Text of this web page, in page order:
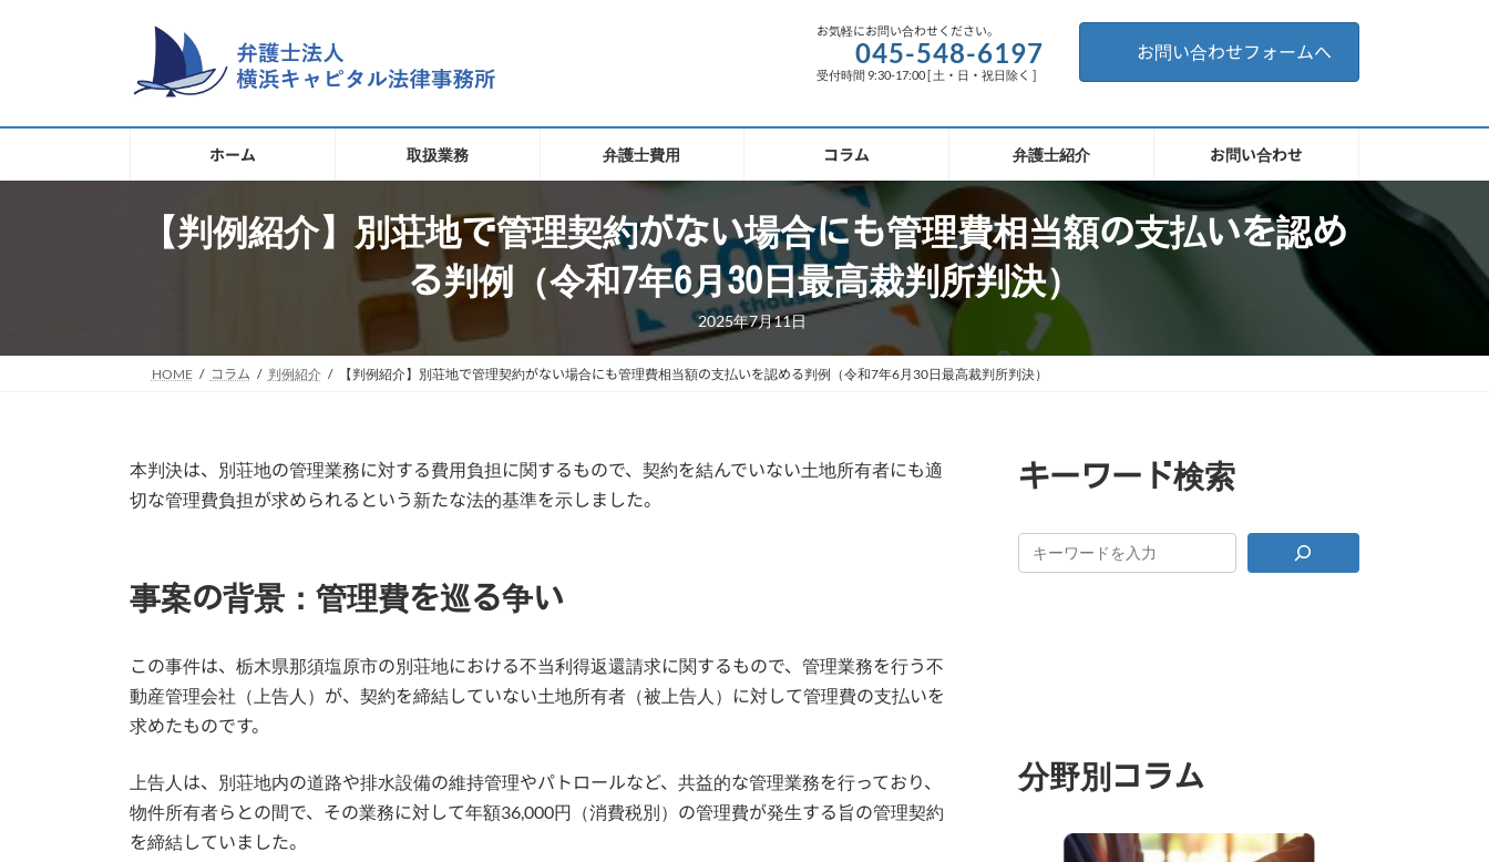
お気軽にお問い合わせください。
045-548-6197
受付時間 9:30-17:00 [ 土・日・祝日除く ]
お問い合わせフォームへ
ホーム 取扱業務 弁護士費用 コラム 弁護士紹介 お問い合わせ
【判例紹介】別荘地で管理契約がない場合にも管理費相当額の支払いを認め
る判例（令和7年6月30日最高裁判所判決）
2025年7月11日
HOME コラム 判例紹介 【判例紹介】別荘地で管理契約がない場合にも管理費相当額の支払いを認める判例（令和7年6月30日最高裁判所判決）
本判決は、別荘地の管理業務に対する費用負担に関するもので、契約を結んでいない土地所有者にも適
切な管理費負担が求められるという新たな法的基準を示しました。
事案の背景：管理費を巡る争い
この事件は、栃木県那須塩原市の別荘地における不当利得返還請求に関するもので、管理業務を行う不
動産管理会社（上告人）が、契約を締結していない土地所有者（被上告人）に対して管理費の支払いを
求めたものです。
上告人は、別荘地内の道路や排水設備の維持管理やパトロールなど、共益的な管理業務を行っており、
物件所有者らとの間で、その業務に対して年額36,000円（消費税別）の管理費が発生する旨の管理契約
を締結していました。
キーワード検索
分野別コラム